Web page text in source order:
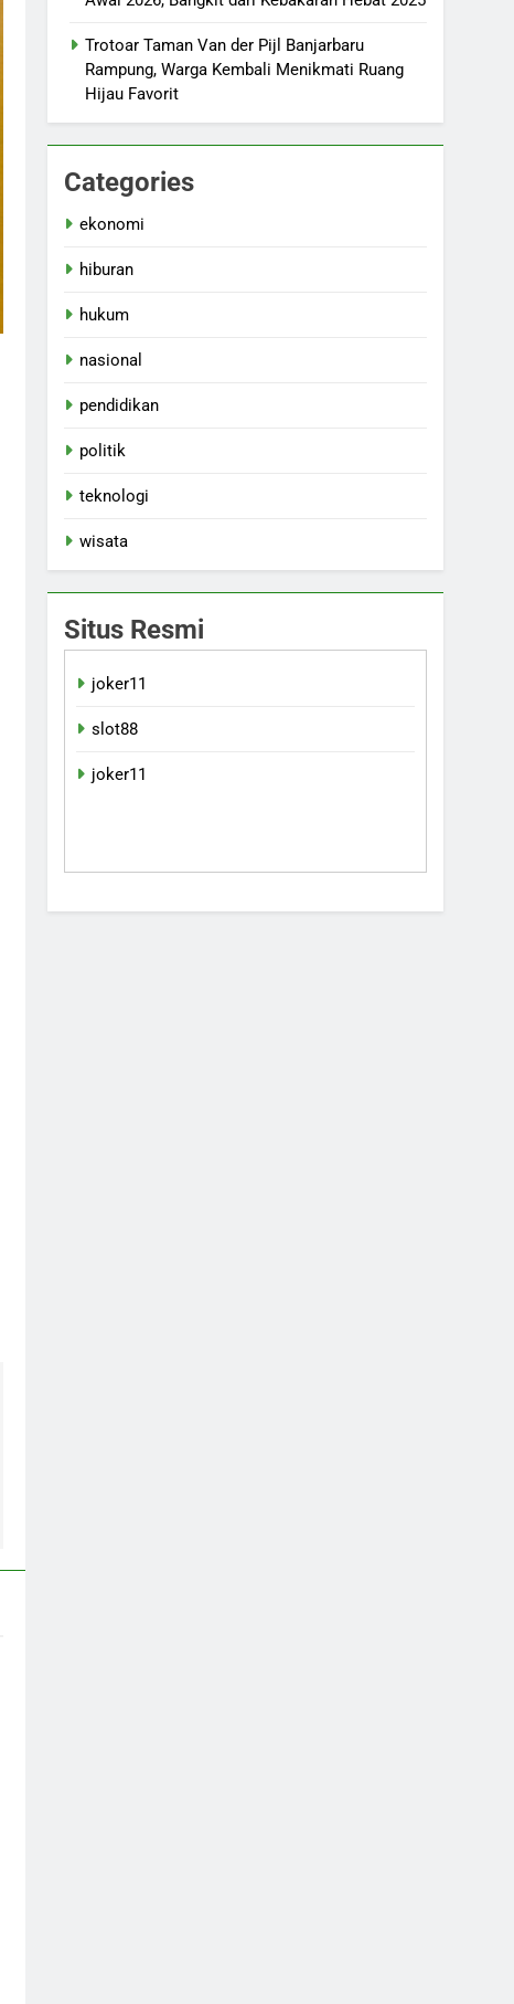
Trotoar Taman Van der Pijl Banjarbaru
Rampung, Warga Kembali Menikmati Ruang
Hijau Favorit
Categories
ekonomi
hiburan
hukum
nasional
pendidikan
politik
teknologi
wisata
Situs Resmi
joker11
slot88
joker11